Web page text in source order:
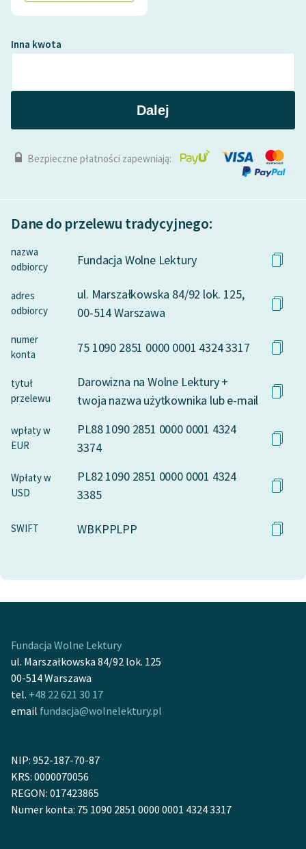
Inna kwota
Dalej
Bezpieczne płatności zapewniają:
Dane do przelewu tradycyjnego:
nazwa
odbiorcy
Fundacja Wolne Lektury
adres
odbiorcy
ul. Marszałkowska 84/92 lok. 125,
00-514 Warszawa
numer
konta
75 1090 2851 0000 0001 4324 3317
tytuł
przelewu
Darowizna na Wolne Lektury +
twoja nazwa użytkownika lub e-mail
wpłaty w
EUR
PL88 1090 2851 0000 0001 4324
3374
Wpłaty w
USD
PL82 1090 2851 0000 0001 4324
3385
SWIFT WBKPPLPP
Fundacja Wolne Lektury
ul. Marszałkowska 84/92 lok. 125
00-514 Warszawa
tel. +48 22 621 30 17
email fundacja@wolnelektury.pl
NIP: 952-187-70-87
KRS: 0000070056
REGON: 017423865
Numer konta: 75 1090 2851 0000 0001 4324 3317